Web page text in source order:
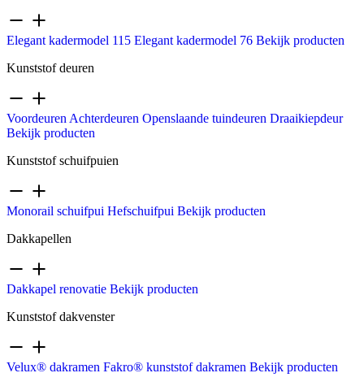
Elegant kadermodel 115 Elegant kadermodel 76 Bekijk producten
Kunststof deuren
Voordeuren Achterdeuren Openslaande tuindeuren Draaikiepdeur
Bekijk producten
Kunststof schuifpuien
Monorail schuifpui Hefschuifpui Bekijk producten
Dakkapellen
Dakkapel renovatie Bekijk producten
Kunststof dakvenster
Velux® dakramen Fakro® kunststof dakramen Bekijk producten